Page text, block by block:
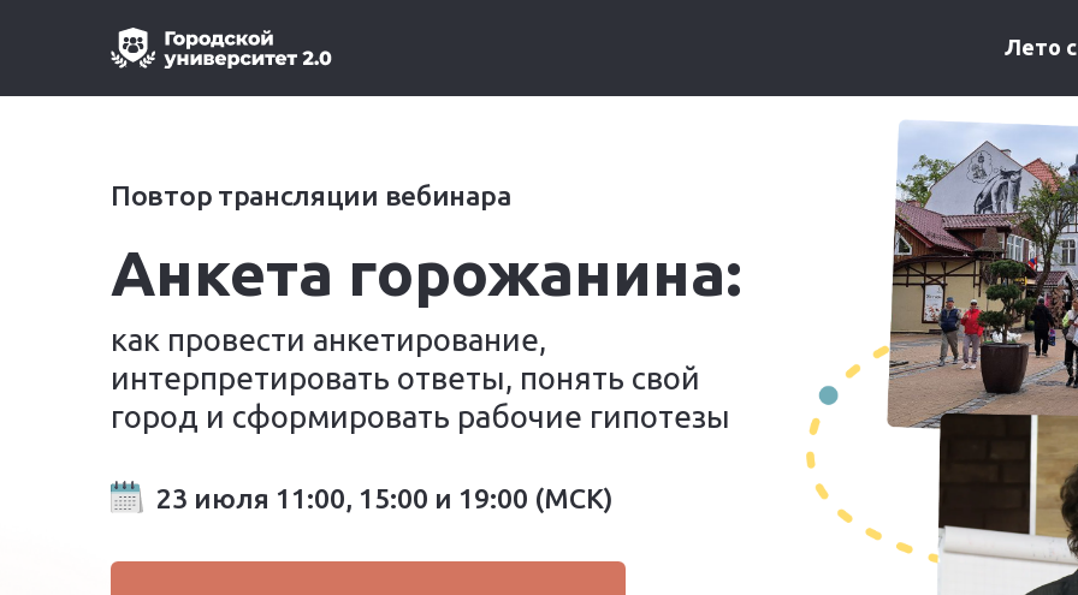
Лето
как провести анкетирование,
интерпретировать ответы, понять свой
город и сформировать рабочие гипотезы
Анкета горожанина:
Повтор трансляции вебинара
23 июля 11:00, 15:00 и 19:00 (МСК)